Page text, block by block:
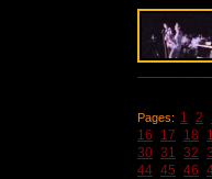
Pages: 1 2
16
17 18
30 31 32
44 45 46